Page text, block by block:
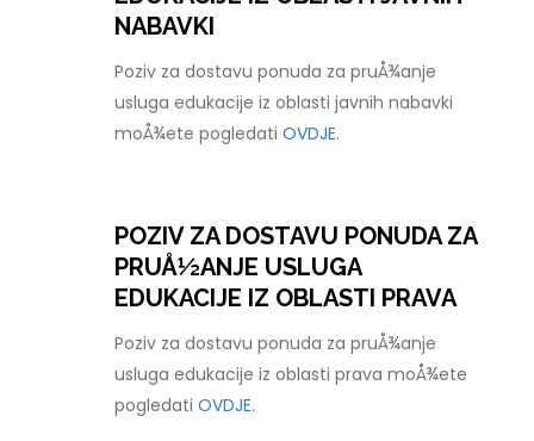
NABAVKI
Poziv za dostavu ponuda za pruÅ¾anje
usluga edukacije iz oblasti javnih nabavki
moÅ¾ete pogledatiOVDJE.
POZIV ZA DOSTAVU PONUDA ZA
PRUÅ½ANJE USLUGA
EDUKACIJE IZ OBLASTI PRAVA
Poziv za dostavu ponuda za pruÅ¾anje
usluga edukacije iz oblasti prava moÅ¾ete
pogledatiOVDJE.